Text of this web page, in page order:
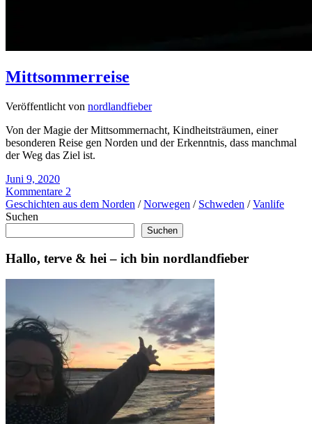
Mittsommerreise
Veröffentlicht von nordlandfieber
Von der Magie der Mittsommernacht, Kindheitsträumen, einer
besonderen Reise gen Norden und der Erkenntnis, dass manchmal
der Weg das Ziel ist.
Juni 9, 2020
Kommentare 2
Geschichten aus dem Norden /Norwegen / Schweden /Vanlife
Suchen
Suchen
Hallo, terve & hei – ich bin nordlandfieber